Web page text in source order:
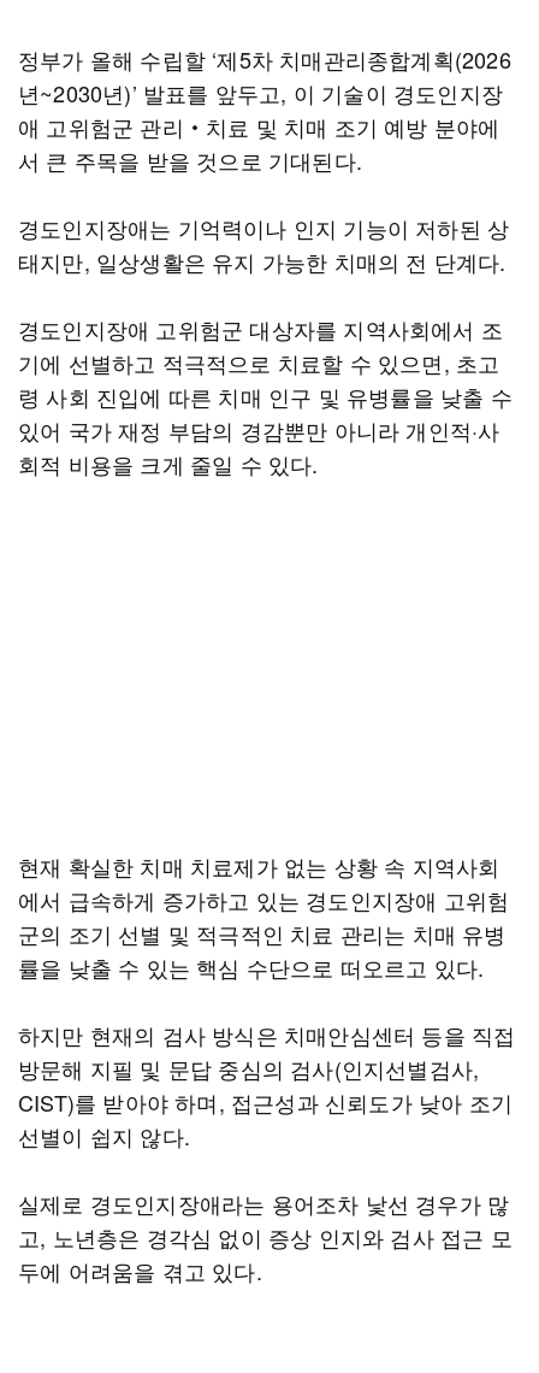
정부가 올해 수립할 ‘제5차 치매관리종합계획(2026
년~2030년)’ 발표를 앞두고, 이 기술이 경도인지장
애 고위험군 관리‧치료 및 치매 조기 예방 분야에
서 큰 주목을 받을 것으로 기대된다.
경도인지장애는 기억력이나 인지 기능이 저하된 상
태지만, 일상생활은 유지 가능한 치매의 전 단계다.
경도인지장애 고위험군 대상자를 지역사회에서 조
기에 선별하고 적극적으로 치료할 수 있으면, 초고
령 사회 진입에 따른 치매 인구 및 유병률을 낮출 수
있어 국가 재정 부담의 경감뿐만 아니라 개인적·사
회적 비용을 크게 줄일 수 있다.
현재 확실한 치매 치료제가 없는 상황 속 지역사회
에서 급속하게 증가하고 있는 경도인지장애 고위험
군의 조기 선별 및 적극적인 치료 관리는 치매 유병
률을 낮출 수 있는 핵심 수단으로 떠오르고 있다.
하지만 현재의 검사 방식은 치매안심센터 등을 직접
방문해 지필 및 문답 중심의 검사(인지선별검사,
CIST)를 받아야 하며, 접근성과 신뢰도가 낮아 조기
선별이 쉽지 않다.
실제로 경도인지장애라는 용어조차 낯선 경우가 많
고, 노년층은 경각심 없이 증상 인지와 검사 접근 모
두에 어려움을 겪고 있다.